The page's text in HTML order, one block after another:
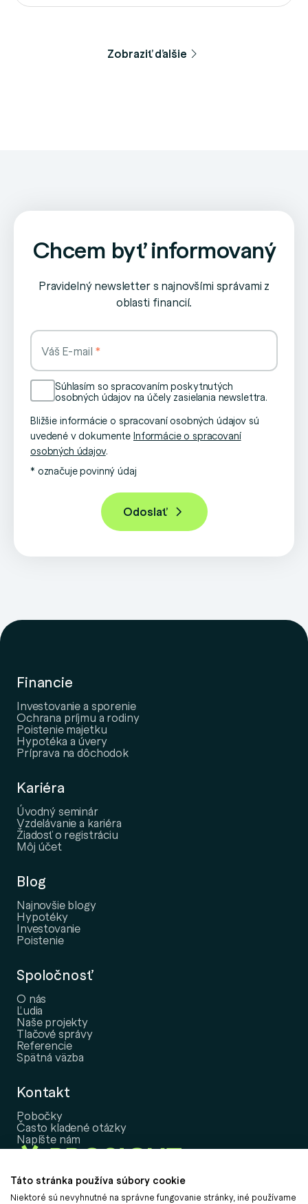
Zobraziť ďalšie
Chcem byť informovaný
Pravidelný newsletter s najnovšími správami z
oblasti financií.
Váš E-mail
Súhlasím so spracovaním poskytnutých
osobných údajov na účely zasielania newslettra.
Bližšie informácie o spracovaní osobných údajov sú
uvedené v dokumente Informácie o spracovaní
osobných údajov.
* označuje povinný údaj
Financie
Investovanie a sporenie
Ochrana príjmu a rodiny
Poistenie majetku
Hypotéka a úvery
Príprava na dôchodok
Kariéra
Úvodný seminár
Vzdelávanie a kariéra
Žiadosť o registráciu
Môj účet
Blog
Najnovšie blogy
Hypotéky
Investovanie
Poistenie
Spoločnosť
O nás
Ľudia
Naše projekty
Tlačové správy
Referencie
Spätná väzba
Kontakt
Pobočky
Často kladené otázky
Napíšte nám
Táto stránka používa súbory cookie
Niektoré sú nevyhnutné na správne fungovanie stránky, iné používame